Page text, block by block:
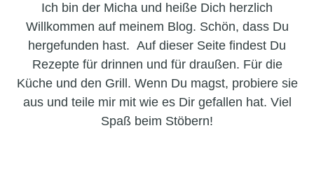
Ich bin der Micha und heiße Dich herzlich
Willkommen auf meinem Blog. Schön, dass Du
hergefunden hast. Auf dieser Seite findest Du
Rezepte für drinnen und für draußen. Für die
Küche und den Grill. Wenn Du magst, probiere sie
aus und teile mir mit wie es Dir gefallen hat. Viel
Spaß beim Stöbern!